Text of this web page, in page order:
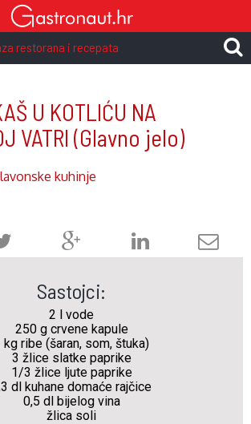
restorana i recepata
U KOTLIĆU NA
VATRI (Glavno jelo)
kuhinje
Sastojci:
2 l vode
250 g crvene kapule
kg ribe (šaran, som, štuka)
3 žlice slatke paprike
1/3 žlice ljute paprike
dl kuhane domaće rajčice
0,5 dl bijelog vina
žlica soli